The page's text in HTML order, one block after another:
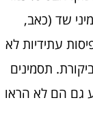
שד (כאב,
עתידיות לא
תסמינים
גם הם לא הראו